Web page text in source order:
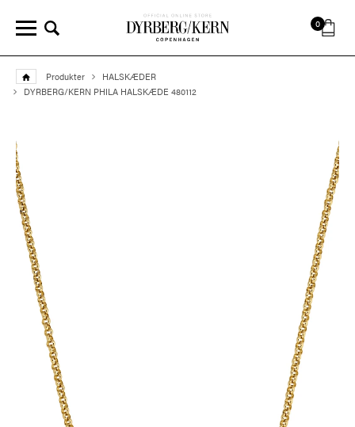
0
Produkter
HALSKÆDER
DYRBERG/KERN PHILA HALSKÆDE 480112